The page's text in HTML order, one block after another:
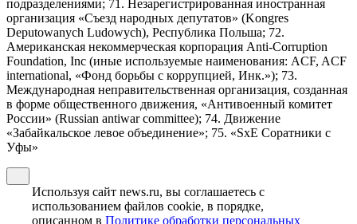
подразделениями; 71. Незарегистрированная иностранная
организация «Съезд народных депутатов» (Kongres
Deputowanych Ludowych), Республика Польша; 72.
Американская некоммерческая корпорация Anti-Corruption
Foundation, Inc (иные используемые наименования: ACF, ACF
international, «Фонд борьбы с коррупцией, Инк.»); 73.
Международная неправительственная организация, созданная
в форме общественного движения, «Антивоенный комитет
России» (Russian antiwar committee); 74. Движение
«Забайкальское левое объединение»; 75. «SxE Соратники с
Уфы»
Используя сайт news.ru, вы соглашаетесь с
использованием файлов cookie, в порядке,
описанном в Политике обработки персональных